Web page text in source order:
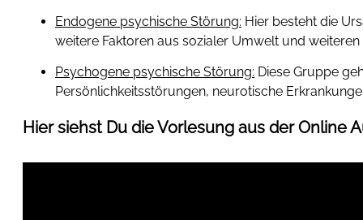
Endogene psychische Störung: Hier besteht die
weitere Faktoren aus sozialer Umwelt und
Psychogene psychische Störung: Diese Gruppe
Persönlichkeitsstörungen, neurotische
Hier siehst Du dieVorlesung aus derOnline